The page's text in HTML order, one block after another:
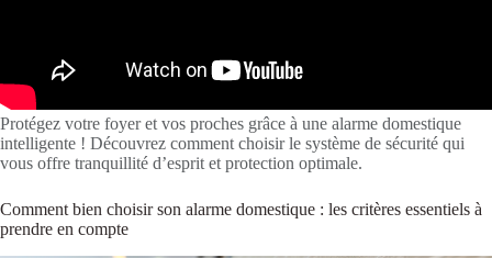
Protégez votre foyer et vos proches grâce à une alarme domestique
intelligente ! Découvrez comment choisir le système de sécurité qui
vous offre tranquillité d’esprit et protection optimale.
Comment bien choisir son alarme domestique : les critères essentiels à
prendre en compte